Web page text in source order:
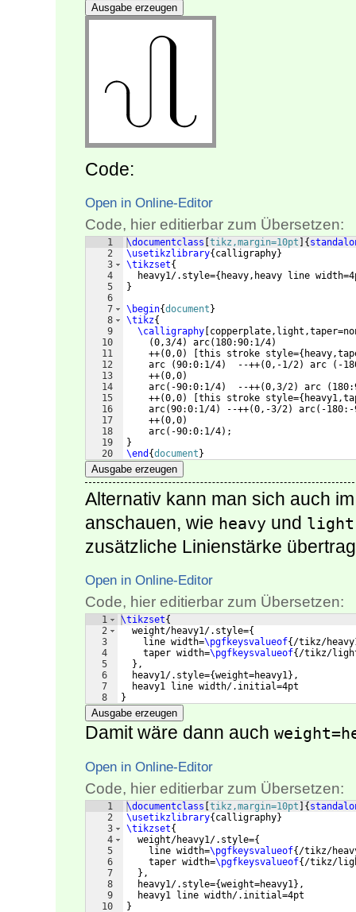
Ausgabe erzeugen
Code:
Open in Online-Editor
Code, hier editierbar zum Übersetzen:
1
2
3
4
5
6
7
8
9
10
11
12
13
14
15
16
17
18
19
20
\documentclass tikz,margin=10pt {
\usetikzlibrary{ calligraphy}
\tikzset{
  heavy1/.style=
{ heavy,heavy line
}
\begin{document }
\tikz{
\calligraphy
(0,3/4) arc( 180:90:1/4)
    ++
(0,0) this stroke style={
    arc
(90:0:1/4)
  --++
(0,-1/2) arc ( -
    ++
(0,0)
    arc
( -90:0:1/4)
  --++
(0,3/2) arc (
    ++
(0,0) this stroke style={
    arc
(90:0:1/4) --++(0,-3/2) arc( -
    ++
(0,0)
    arc
( -90:0:1/4) ;
}
\end {document }
Ausgabe erzeugen
Alternativ kann man sich auch
anschauen, wie heavy und light
zusätzliche Linienstärke
Open in Online-Editor
Code, hier editierbar zum Übersetzen:
1
2
3
4
5
6
7
8
\tikzset{
  weight/heavy1/.style=
{
    line width=
\pgfkeysvalueof{ /tikz/
    taper width=
\pgfkeysvalueof{ /tikz/
} ,
  heavy1/.style=
{weight=heavy1} ,
  heavy1 line width/.initial=4pt
}
Ausgabe erzeugen
Damit wäre dann auch
Open in Online-Editor
Code, hier editierbar zum Übersetzen:
1
2
3
4
5
6
7
8
9
10
\documentclass tikz,margin=10pt {
\usetikzlibrary{ calligraphy}
\tikzset{
  weight/heavy1/.style=
{
    line width=
\pgfkeysvalueof{ /tikz/
    taper width=
\pgfkeysvalueof{ /tikz/
} ,
  heavy1/.style=
{weight=heavy1} ,
  heavy1 line width/.initial=4pt
}